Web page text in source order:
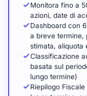
Monitora fino a
azioni, date di
Dashboard con
a breve termine,
stimata, aliquota
Classificazione
basata sul
lungo termine)
Riepilogo